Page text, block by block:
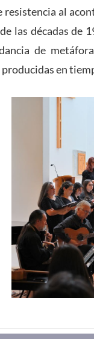
resistencia al
las décadas de
de
en